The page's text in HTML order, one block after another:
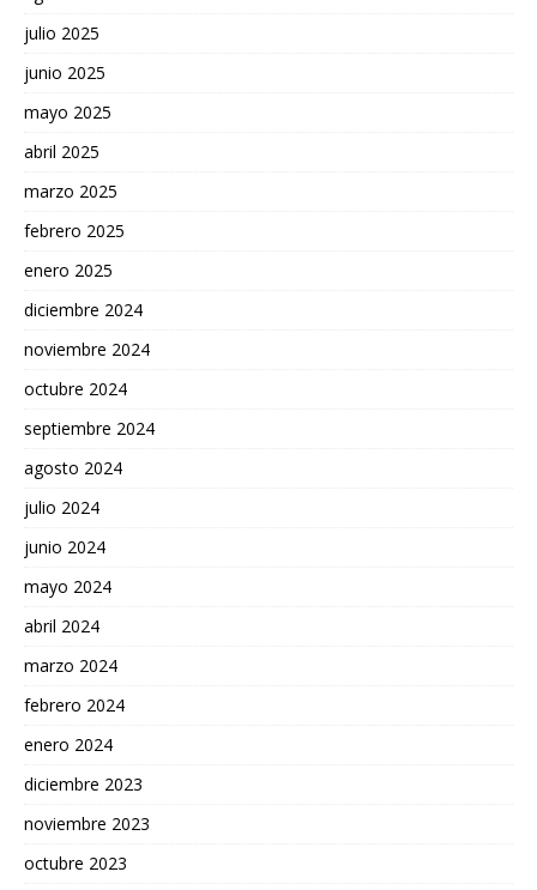
julio 2025
junio 2025
mayo 2025
abril 2025
marzo 2025
febrero 2025
enero 2025
diciembre 2024
noviembre 2024
octubre 2024
septiembre 2024
agosto 2024
julio 2024
junio 2024
mayo 2024
abril 2024
marzo 2024
febrero 2024
enero 2024
diciembre 2023
noviembre 2023
octubre 2023